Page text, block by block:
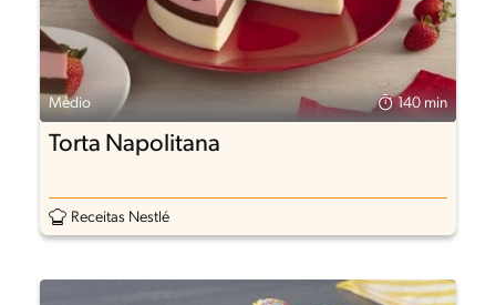
Médio 140 min
Torta Napolitana
Receitas Nestlé